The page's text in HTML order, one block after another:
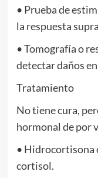
• Prueba de
la respuesta
• Tomografía o
detectar daños
Tratamiento
No tiene cura,
hormonal de por
• Hidrocortisona
cortisol.